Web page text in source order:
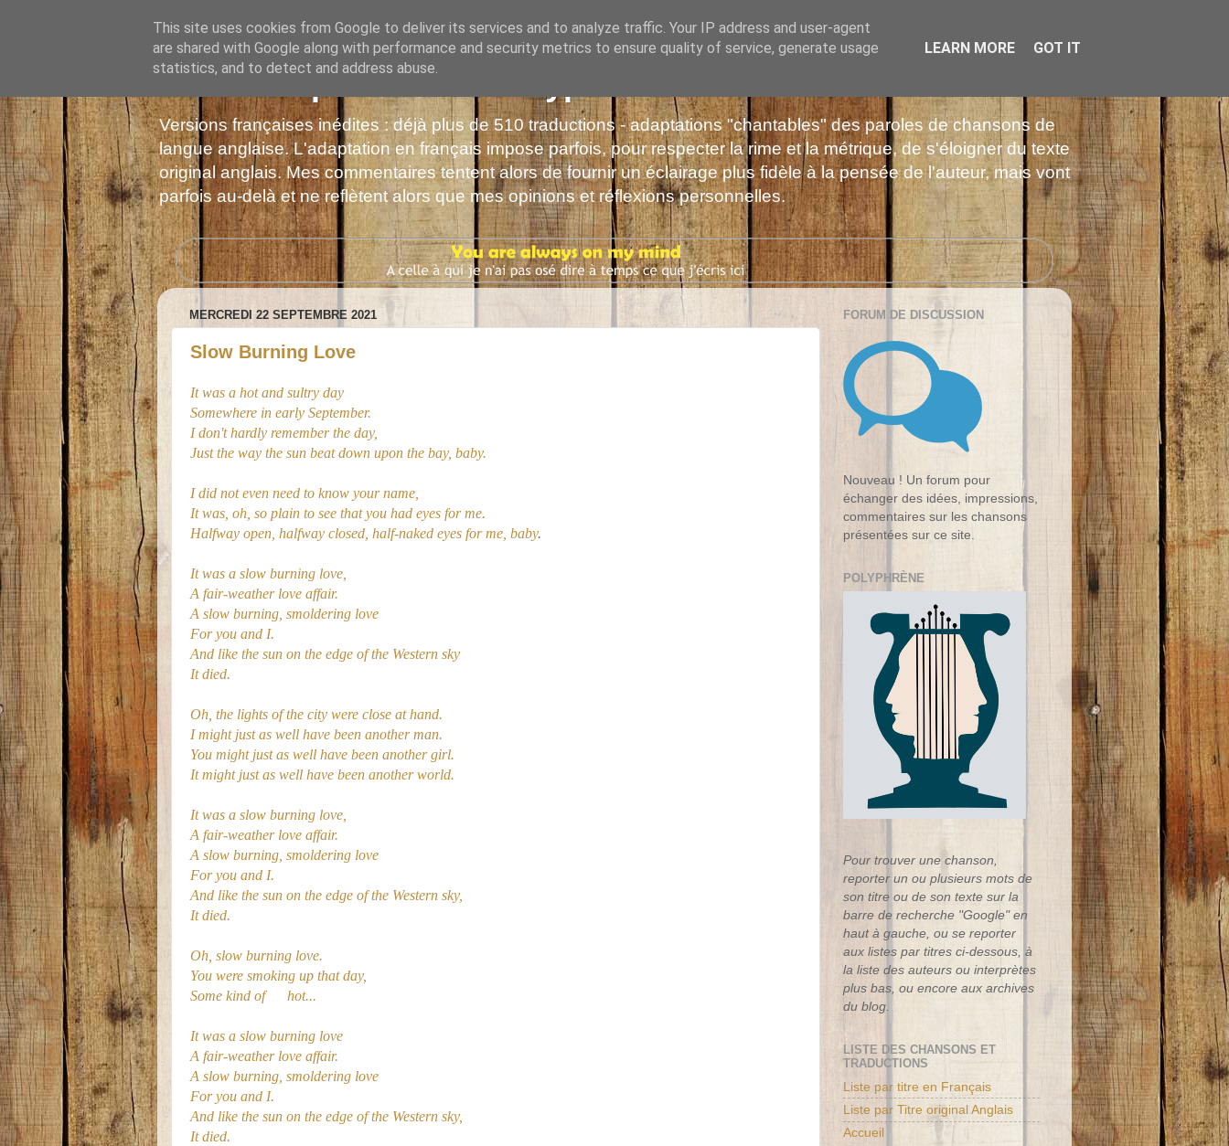
Les Monophonies de Polyphrène
Versions françaises inédites : déjà plus de 510 traductions - adaptations "chantables" des paroles de chansons de
langue anglaise. L'adaptation en français impose parfois, pour respecter la rime et la métrique, de s'éloigner du texte
original anglais. Mes commentaires tentent alors de fournir un éclairage plus fidèle à la pensée de l'auteur, mais vont
parfois au-delà et ne reflètent alors que mes opinions et réflexions personnelles.
MERCREDI 22 SEPTEMBRE 2021
Slow Burning Love
It was a hot and sultry day
Somewhere in early September.
I don't hardly remember the day,
Just the way the sun beat down upon the bay, baby.
I did not even need to know your name,
It was, oh, so plain to see that you had eyes for me.
Halfway open, halfway closed, half-naked eyes for me, baby.
It was a slow burning love,
A fair-weather love affair.
A slow burning, smoldering love
For you and I.
And like the sun on the edge of the Western sky
It died.
Oh, the lights of the city were close at hand.
I might just as well have been another man.
You might just as well have been another girl.
It might just as well have been another world.
It was a slow burning love,
A fair-weather love affair.
A slow burning, smoldering love
For you and I.
And like the sun on the edge of the Western sky,
It died.
Oh, slow burning love.
You were smoking up that day,
Some kind of
hot...
It was a slow burning love
A fair-weather love affair.
A slow burning, smoldering love
For you and I.
And like the sun on the edge of the Western sky,
It died.
FORUM DE DISCUSSION
Nouveau ! Un forum pour
échanger des idées, impressions,
commentaires sur les chansons
présentées sur ce site.
POLYPHRÈNE
Pour trouver une chanson,
reporter un ou plusieurs mots de
son titre ou de son texte sur la
barre de recherche "Google" en
haut à gauche, ou se reporter
aux listes par titres ci-dessous, à
la liste des auteurs ou interprètes
plus bas, ou encore aux archives
du blog.
LISTE DES CHANSONS ET
TRADUCTIONS
Liste par titre en Français
Liste par Titre original Anglais
Accueil
This site uses cookies from Google to deliver its services and to analyze traffic. Your IP address and user-agent
are shared with Google along with performance and security metrics to ensure quality of service, generate usage
statistics, and to detect and address abuse.
LEARN MORE GOT IT